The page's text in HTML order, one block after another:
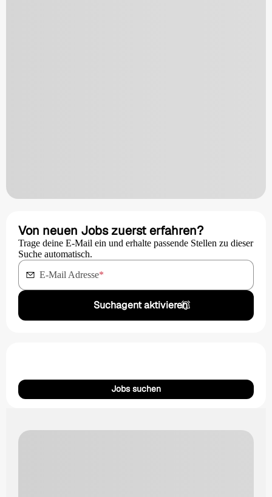
Von neuen Jobs zuerst erfahren?
Trage deine E-Mail ein und erhalte passende Stellen zu dieser
Suche automatisch.
E-Mail Adresse*
Suchagent aktivieren
Jobs suchen